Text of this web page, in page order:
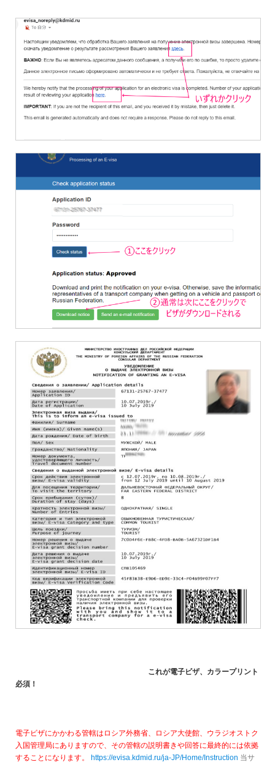
これが電子ビザ、カラープリント
必須！
電子ビザにかかわる管轄はロシア外務省、ロシア大使館、ウラジオストク
入国管理局にありますので、その管轄の説明書きや回答に最終的には依拠
することになります。
https://evisa.kdmid.ru/ja-JP/Home/Instruction 当サ